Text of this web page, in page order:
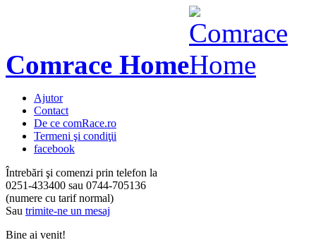
Comrace Home
Ajutor
Contact
De ce comRace.ro
Termeni şi condiţii
facebook
Întrebări şi comenzi prin telefon la
0251-433400 sau 0744-705136
(numere cu tarif normal)
Sau trimite-ne un mesaj
Bine ai venit!